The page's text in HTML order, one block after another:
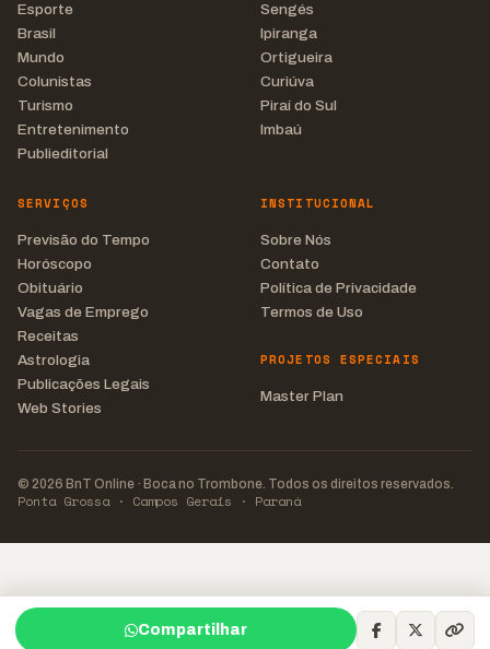
Esporte
Brasil
Mundo
Colunistas
Turismo
Entretenimento
Publieditorial
Sengés
Ipiranga
Ortigueira
Curiúva
Piraí do Sul
Imbaú
SERVIÇOS
Previsão do Tempo
Horóscopo
Obituário
Vagas de Emprego
Receitas
Astrologia
Publicações Legais
Web Stories
INSTITUCIONAL
Sobre Nós
Contato
Política de Privacidade
Termos de Uso
PROJETOS ESPECIAIS
Master Plan
© 2026 BnT Online · Boca no Trombone. Todos os direitos reservados.
Ponta Grossa · Campos Gerais · Paraná
Compartilhar